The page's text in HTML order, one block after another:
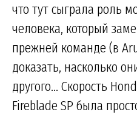
что тут сыграла роль
человека, который
прежней команде (в
доказать, насколько
другого... Скорость
Fireblade SP была